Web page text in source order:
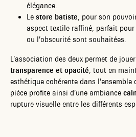
élégance.
Le store batiste, pour son
aspect textile raffiné, parfait
ou l’obscurité sont souhaitées.
L’association des deux permet de jouer
transparence et opacité, tout en
esthétique cohérente dans l’ensemble
pièce profite ainsi d’une ambiance
rupture visuelle entre les différents